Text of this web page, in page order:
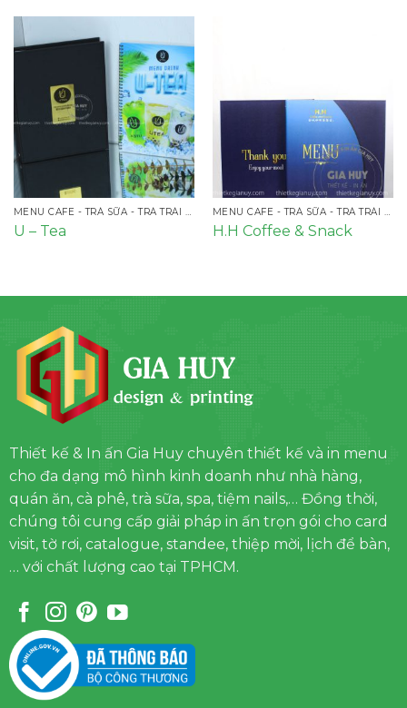
MENU CAFE - TRÀ SỮA - TRÀ TRÁI CÂY
U – Tea
MENU CAFE - TRÀ SỮA - TRÀ TRÁI CÂY
H.H Coffee & Snack
Thiết kế & In ấn Gia Huy chuyên thiết kế và in menu
cho đa dạng mô hình kinh doanh như nhà hàng,
quán ăn, cà phê, trà sữa, spa, tiệm nails,… Đồng thời,
chúng tôi cung cấp giải pháp in ấn trọn gói cho card
visit, tờ rơi, catalogue, standee, thiệp mời, lịch để bàn,
… với chất lượng cao tại TPHCM.